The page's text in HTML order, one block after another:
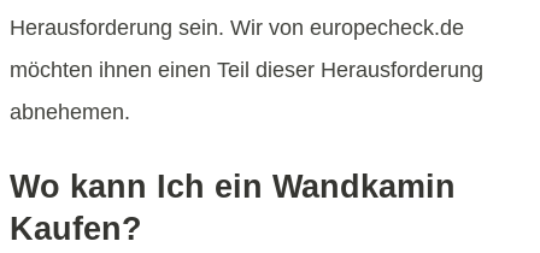
Herausforderung sein. Wir von europecheck.de
möchten ihnen einen Teil dieser Herausforderung
abnehemen.
Wo kann Ich ein Wandkamin
Kaufen?